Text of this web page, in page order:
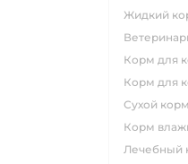
жидкий
корм для
корм для
сухой
корм
лечебный